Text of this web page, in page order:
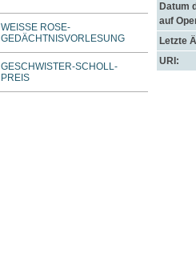
WEISSE ROSE-G
EDÄCHTNISVORLESUNG
GESCHWISTER-SCHOLL-
PREIS
Datum
auf
Letzte
URI: